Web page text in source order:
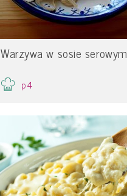
Warzywa w sosie serowym
p4